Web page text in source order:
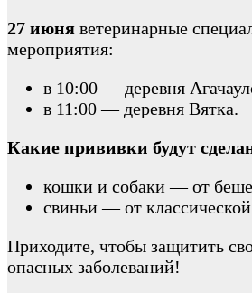
27 июня ветеринарные
мероприятия:
в 10:00 — деревня
в 11:00 — деревня Вятка.
Какие прививки будут
кошки и собаки — от
свиньи — от
Приходите, чтобы защитить
опасных заболеваний!